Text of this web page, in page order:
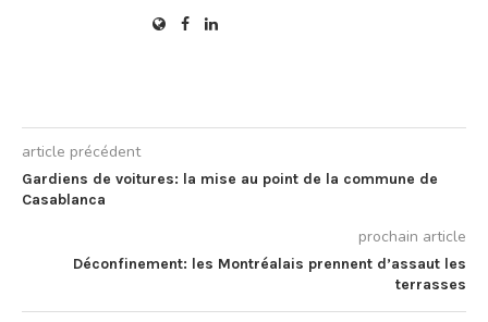
article précédent
Gardiens de voitures: la mise au point de la commune de
Casablanca
prochain article
Déconfinement: les Montréalais prennent d’assaut les
terrasses